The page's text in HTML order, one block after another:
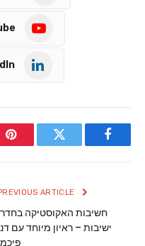
Facebook
Twitter
חשיבות האקוסטיקה
ישיבות – ראיון מיוחד עם